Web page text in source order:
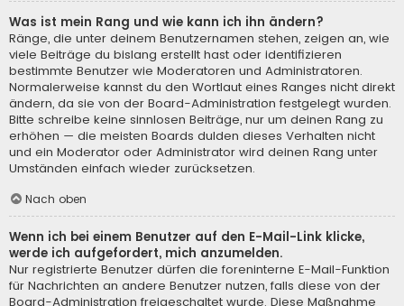
Was ist mein Rang und wie kann ich ihn ändern?
Ränge, die unter deinem Benutzernamen stehen, zeigen an, wie
viele Beiträge du bislang erstellt hast oder identifizieren
bestimmte Benutzer wie Moderatoren und Administratoren.
Normalerweise kannst du den Wortlaut eines Ranges nicht direkt
ändern, da sie von der Board-Administration festgelegt wurden.
Bitte schreibe keine sinnlosen Beiträge, nur um deinen Rang zu
erhöhen — die meisten Boards dulden dieses Verhalten nicht
und ein Moderator oder Administrator wird deinen Rang unter
Umständen einfach wieder zurücksetzen.
Nach oben
Wenn ich bei einem Benutzer auf den E-Mail-Link klicke,
werde ich aufgefordert, mich anzumelden.
Nur registrierte Benutzer dürfen die foreninterne E-Mail-Funktion
für Nachrichten an andere Benutzer nutzen, falls diese von der
Board-Administration freigeschaltet wurde. Diese Maßnahme